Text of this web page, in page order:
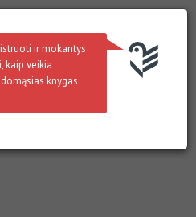
ir mokantys
kaip veikia
knygas